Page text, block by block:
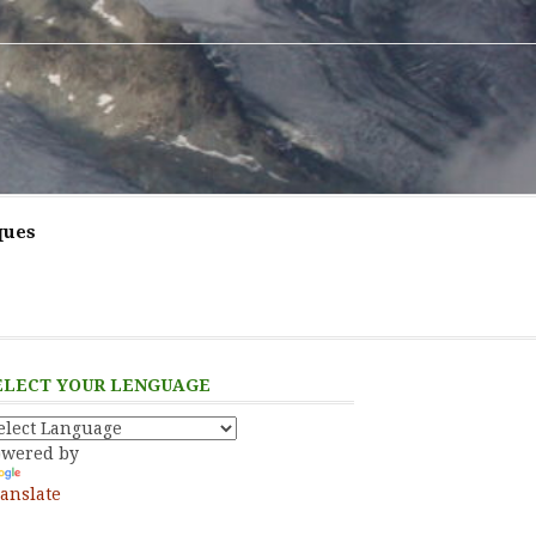
YOUR LENGUAGE
by